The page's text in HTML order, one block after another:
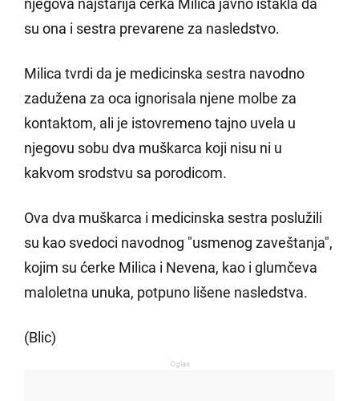
njegova najstarija ćerka Milica javno istakla da
su ona i sestra prevarene za nasledstvo.
Milica tvrdi da je medicinska sestra navodno
zadužena za oca ignorisala njene molbe za
kontaktom, ali je istovremeno tajno uvela u
njegovu sobu dva muškarca koji nisu ni u
kakvom srodstvu sa porodicom.
Ova dva muškarca i medicinska sestra poslužili
su kao svedoci navodnog "usmenog zaveštanja",
kojim su ćerke Milica i Nevena, kao i glumčeva
maloletna unuka, potpuno lišene nasledstva.
(Blic)
Oglas